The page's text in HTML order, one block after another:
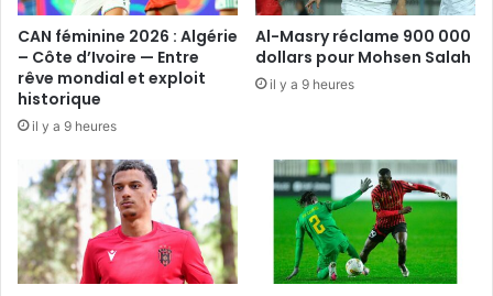
CAN féminine 2026 : Algérie
– Côte d’Ivoire — Entre
rêve mondial et exploit
historique
il y a 9 heures
Al-Masry réclame 900 000
dollars pour Mohsen Salah
il y a 9 heures